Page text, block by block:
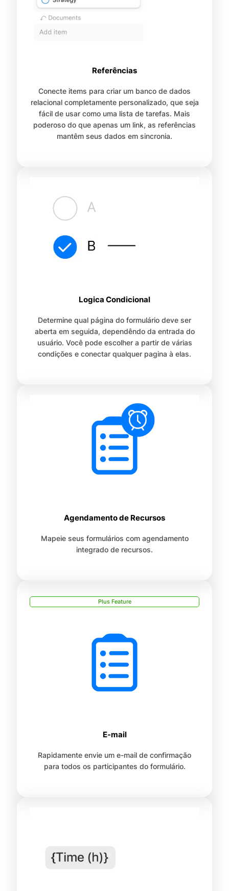
Referências
Conecte items para criar um banco de dados
relacional completamente personalizado, que seja
fácil de usar como uma lista de tarefas. Mais
poderoso do que apenas um link, as referências
mantêm seus dados em sincronia.
Logica Condicional
Determine qual página do formulário deve ser
aberta em seguida, dependêndo da entrada do
usuário. Você pode escolher a partir de várias
condições e conectar qualquer pagina à elas.
Agendamento de Recursos
Mapeie seus formulários com agendamento
integrado de recursos.
Plus Feature
E-mail
Rapidamente envie um e-mail de confirmação
para todos os participantes do formulário.